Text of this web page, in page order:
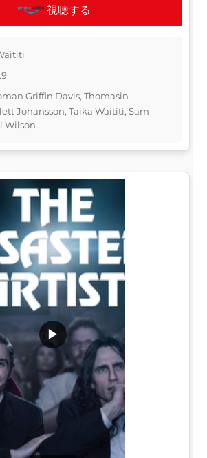
視聴する
Griffin Davis, Thomasin
Johansson, Taika Waititi, Sam
Wilson
▶